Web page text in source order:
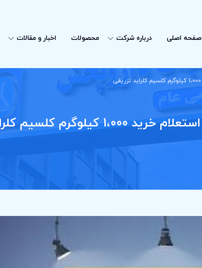
صفحه اصلی درباره شرکت محصولات اخبار و مقالات
استعلام خرید 1،000 کیلوگرم کلسیم کلراید تزریقی